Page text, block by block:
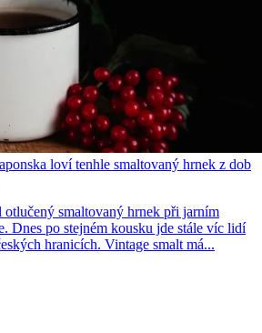
loví tenhle smaltovaný hrnek z dob
otlučený smaltovaný hrnek při jarním
Dnes po stejném kousku jde stále víc lidí
hranicích. Vintage smalt má...